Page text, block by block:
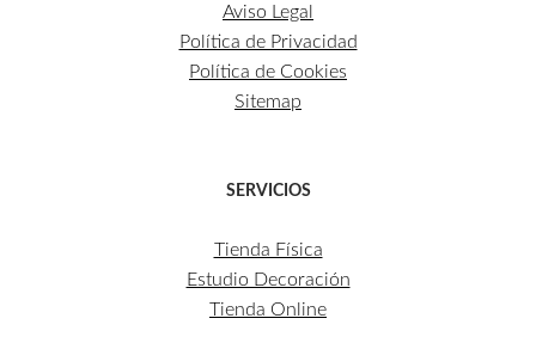
Aviso Legal
Política de Privacidad
Política de Cookies
Sitemap
SERVICIOS
Tienda Física
Estudio Decoración
Tienda Online